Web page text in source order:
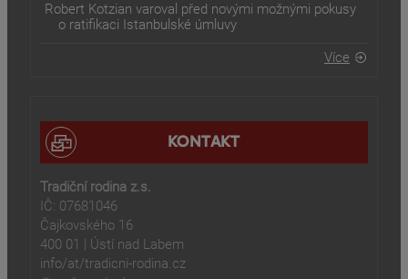
Robert Kotzian varoval před novými možnými pokusy
o ratifikaci Istanbulské úmluvy
Více
KONTAKT
Tradiční rodina z.s.
IČ: 07681046
Čajkovského 16
400 01 | Ústí nad Labem
info/at/tradicni-rodina.cz